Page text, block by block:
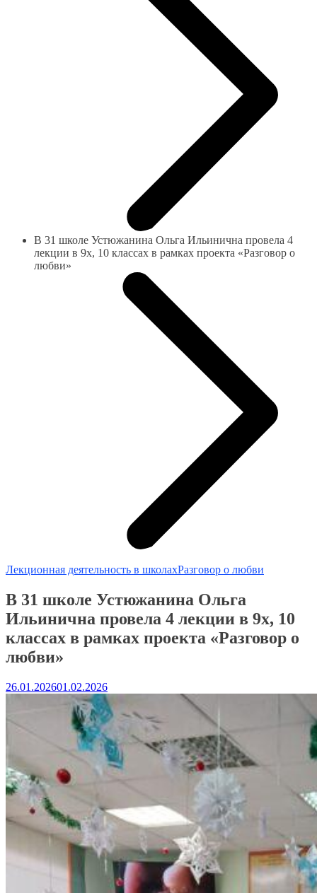
В 31 школе Устюжанина Ольга Ильинична провела 4
лекции в 9х, 10 классах в рамках проекта «Разговор о
любви»
Лекционная деятельность в школахРазговор о любви
В 31 школе Устюжанина Ольга
Ильинична провела 4 лекции в 9х, 10
классах в рамках проекта «Разговор о
любви»
26.01.202601.02.2026